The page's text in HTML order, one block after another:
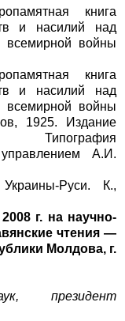
книга
и насилий над
всемирной войны
книга
и насилий над
всемирной войны
1925. Издание
Типография
управлением А.И.
Руси. К.,
г. на научно-
чтения —
Молдова, г.
президент